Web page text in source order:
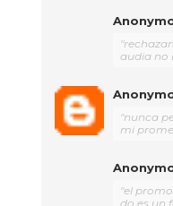
audia no
"nunca
mi
"el
do es un